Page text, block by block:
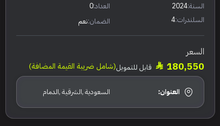
السنة:2024 العداد:0
السلندرات:4 الضمان:نعم
السعر
180,550 قابل للتمويل(شامل ضريبة القيمة المضافة)
العنوان: السعودية ,الشرقية ,الدمام